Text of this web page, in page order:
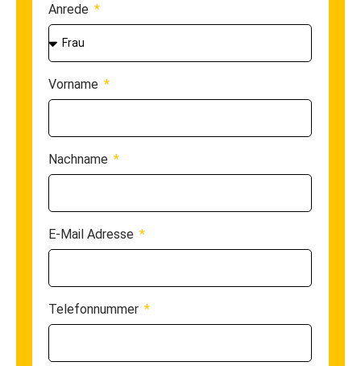
Anrede
Vorname
Nachname
E-Mail Adresse
Telefonnummer